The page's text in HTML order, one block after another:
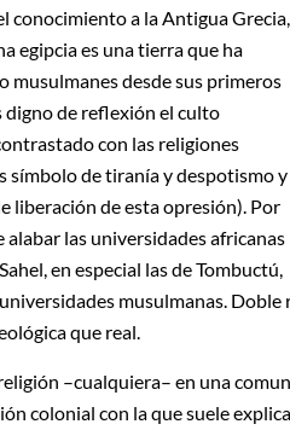
conocimiento a la Antigua Grecia,
egipcia es una tierra que ha
musulmanes desde sus primeros
digno de reflexión el culto
con las religiones
símbolo de tiranía y despotismo y
liberación de esta opresión). Por
las universidades africanas
en especial las de Tombuctú,
musulmanas. Doble
que real.
–cualquiera– en una
colonial con la que suele